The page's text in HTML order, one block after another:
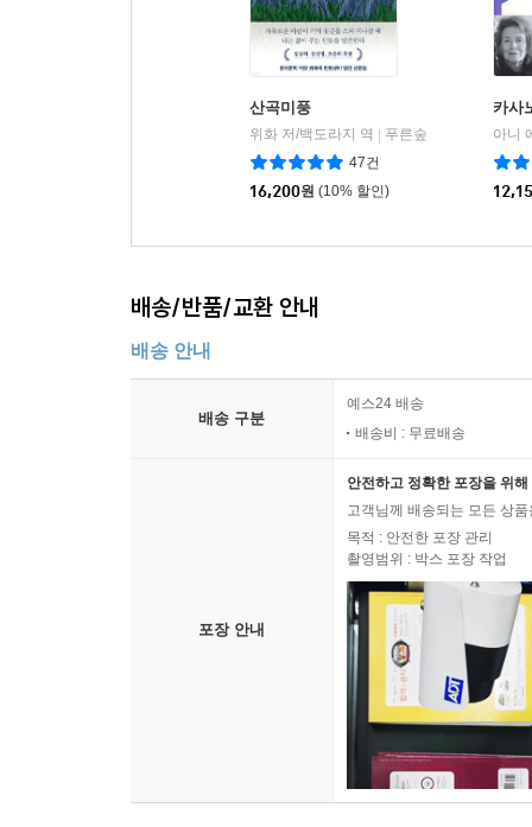
산곡미풍
위화 저/백도라지 역
푸른숲
47건
16,200원 (10% 할인)
카사
아니
배송/반품/교환 안내
배송 안내
배송 구분
예스24 배송
배송비 : 무료배송
포장 안내
안전하고 정확한 포장을 위
고객님께 배송되는 모든 상
목적 : 안전한 포장 관리
촬영범위 : 박스 포장 작업